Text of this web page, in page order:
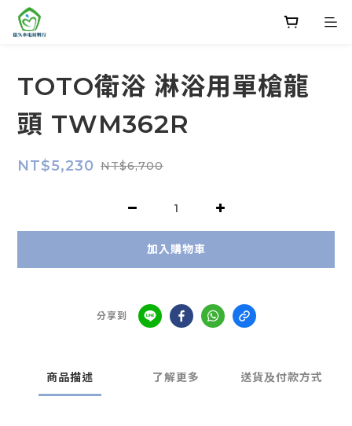
TOTO衛浴 淋浴用單槍龍
頭 TWM362R
NT$5,230 NT$6,700
加入購物車
分享到
商品描述 了解更多 送貨及付款方式